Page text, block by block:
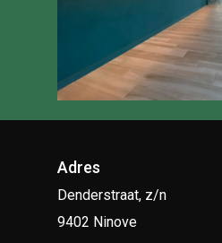
Adres
Denderstraat, z/n
9402 Ninove